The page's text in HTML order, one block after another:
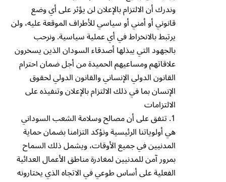
وندرك أن الالتزام بالإعلان لن يؤثر على أي وضع
قانوني أو أمني أو سياسي للأطراف الموقعة عليه، ولن
يرتبط بالانخراط في أي عملية سياسية. ونرحب
بالجهود التي يبذلها أصدقاء السودان الذين يسخرون
علاقاتهم ومساعيهم الحميدة من أجل ضمان احترام
القانون الدولي الإنساني والقانون الدولي لحقوق
الإنسان بما في ذلك الالتزام بالإعلان وتنفيذه على
الالتزامات
1. تتفق على أن مصالح وسلامة الشعب السوداني
هي أولوياتنا الرئيسية ونؤكد التزامنا بضمان حماية
المدنيين في جميع الأوقات، ويشمل ذلك السماح
بمرور آمن للمدنيين لمغادرة مناطق الأعمال العدائية
الفعلية على أساس طوعي في الاتجاه الذي يختارونه